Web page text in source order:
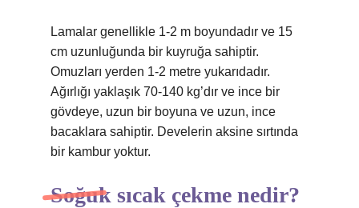
Lamalar genellikle 1-2 m boyundadır ve 15
cm uzunluğunda bir kuyruğa sahiptir.
Omuzları yerden 1-2 metre yukarıdadır.
Ağırlığı yaklaşık 70-140 kg’dır ve ince bir
gövdeye, uzun bir boyuna ve uzun, ince
bacaklara sahiptir. Develerin aksine sırtında
bir kambur yoktur.
Soğuk sıcak çekme nedir?